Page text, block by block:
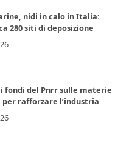
nidi in calo in Italia:
280 siti di deposizione
fondi del Pnrr sulle materie
rafforzare l’industria